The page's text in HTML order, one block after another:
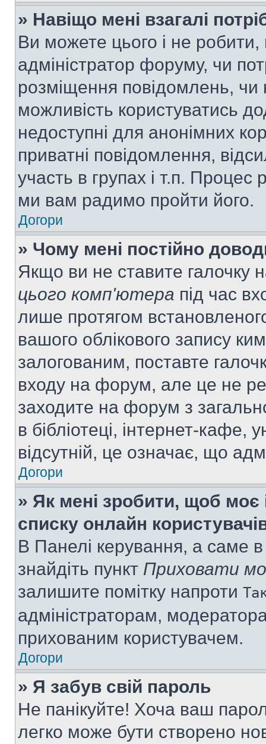
» Навіщо мені взагалі
Ви можете цього і не робити,
адміністратор форуму, чи
розміщення повідомлень, чи
можливість користуватись
недоступні для анонімних
приватні повідомлення,
участь в групах і т.п. Процес
ми вам радимо пройти його.
Догори
» Чому мені постійно
Якщо ви не ставите галочку
цього комп'ютера під час
лише протягом
вашого облікового запису
залогованим, поставте
входу на форум, але це не
заходите на форум з
в бібліотеці, інтернет-кафе,
відсутній, це означає, що
Догори
» Як мені зробити, щоб моє
списку онлайн
В Панелі керування, а саме
знайдіть пункт Приховати
залишите помітку напроти
адміністраторам,
прихованим користувачем.
Догори
» Я забув свій пароль
Не панікуйте! Хоча ваш
легко може бути створено